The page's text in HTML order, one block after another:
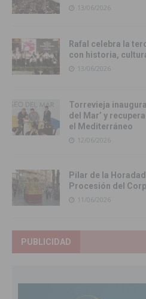
13/06/2026
Rafal celebra la
con historia,
13/06/2026
Torrevieja
del Mar’ y
el Mediterráneo
12/06/2026
Pilar de la
Procesión del
11/06/2026
PUBLICIDAD